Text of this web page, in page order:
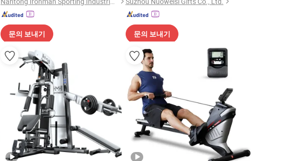
문의 보내기 문의 보내기